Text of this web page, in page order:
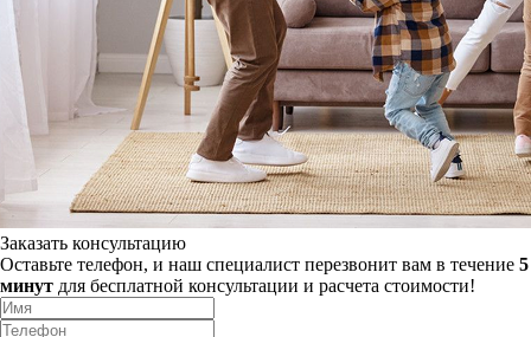
Заказать консультацию
Оставьте телефон, и наш специалист перезвонит вам в течение 5
минут для бесплатной консультации и расчета стоимости!